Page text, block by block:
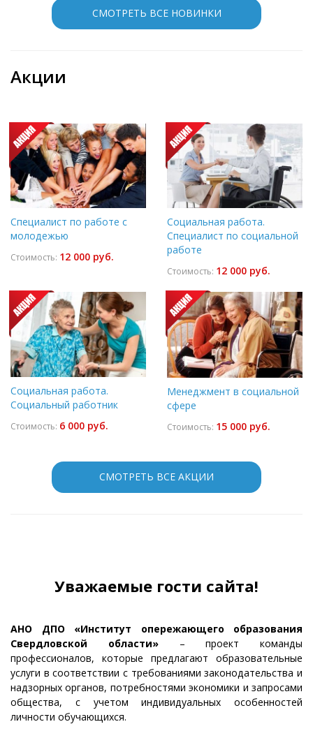
СМОТРЕТЬ ВСЕ НОВИНКИ
Акции
Специалист по работе с
молодежью
Стоимость: 12 000 руб.
Социальная работа.
Специалист по социальной
работе
Стоимость: 12 000 руб.
Социальная работа.
Социальный работник
Стоимость: 6 000 руб.
Менеджмент в социальной
сфере
Стоимость: 15 000 руб.
СМОТРЕТЬ ВСЕ АКЦИИ
Уважаемые гости сайта!
АНО ДПО «Институт опережающего образования
Свердловской области»– проект команды
профессионалов, которые предлагают образовательные
услуги в соответствии с требованиями законодательства и
надзорных органов, потребностями экономики и запросами
общества, с учетом индивидуальных особенностей
личности обучающихся.